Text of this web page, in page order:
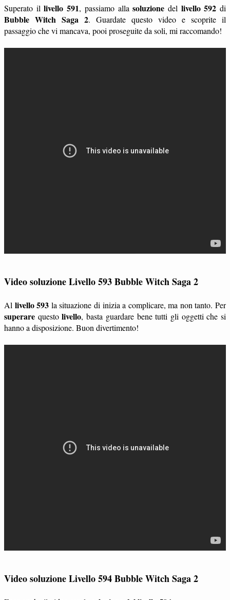
Superato illivello 591, passiamo allasoluzione del livello 592 di
Bubble Witch Saga 2. Guardate questo video e scoprite il
passaggio che vi mancava, pooi proseguite da soli, mi raccomando!
Video soluzione Livello 593 Bubble Witch Saga 2
Al livello 593 la situazione di inizia a complicare, ma non tanto. Per
superare questolivello, basta guardare bene tutti gli oggetti che si
hanno a disposizione. Buon divertimento!
Video soluzione Livello 594 Bubble Witch Saga 2